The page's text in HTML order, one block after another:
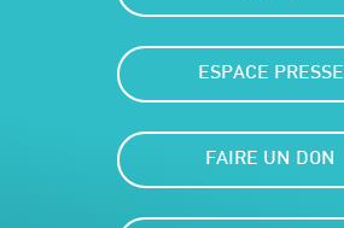
ESPACE PRESSE
FAIRE UN DON